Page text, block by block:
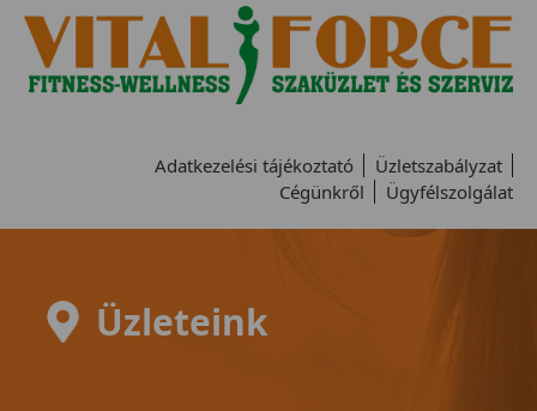
Adatkezelési tájékoztató
Üzletszabályzat
Cégünkről
Ügyfélszolgálat
Üzleteink